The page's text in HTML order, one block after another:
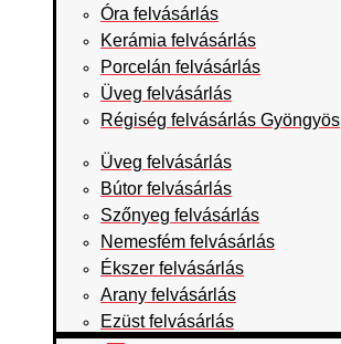
Óra felvásárlás
Kerámia felvásárlás
Porcelán felvásárlás
Üveg felvásárlás
Régiség felvásárlás Gyöngyös
Üveg felvásárlás
Bútor felvásárlás
Szőnyeg felvásárlás
Nemesfém felvásárlás
Ékszer felvásárlás
Arany felvásárlás
Ezüst felvásárlás